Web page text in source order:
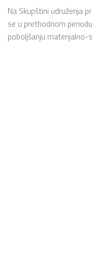
Na Skupštini udruženja
se u prethodnom
poboljšanju materijalno-